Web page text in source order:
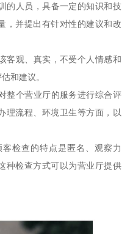
的人员，具备一定的知识和技
，并提出有针对性的建议和改
客观、真实，不受个人情感和
和建议。
整个营业厅的服务进行综合评
理流程、环境卫生等方面，以
检查的特点是匿名、观察力
种检查方式可以为营业厅提供